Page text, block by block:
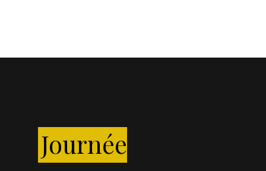
Journée